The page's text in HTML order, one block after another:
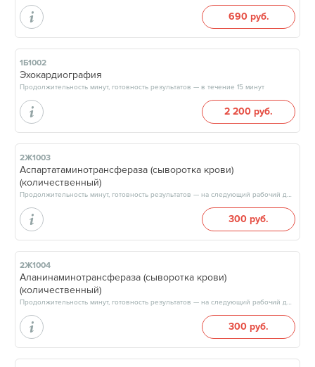
690 руб.
1Б1002
Эхокардиография
Продолжительность минут, готовность результатов — в течение 15 минут
2 200 руб.
2Ж1003
Аспартатаминотрансфераза (сыворотка крови)
(количественный)
Продолжительность минут, готовность результатов — на следующий рабочий день, после 15:00
300 руб.
2Ж1004
Аланинаминотрансфераза (сыворотка крови)
(количественный)
Продолжительность минут, готовность результатов — на следующий рабочий день, после 15:00
300 руб.